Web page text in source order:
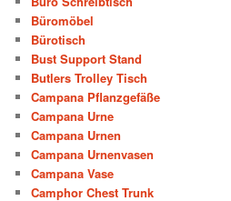
Büromöbel
Bürotisch
Bust Support Stand
Butlers Trolley Tisch
Campana Pflanzgefäße
Campana Urne
Campana Urnen
Campana Urnenvasen
Campana Vase
Camphor Chest Trunk